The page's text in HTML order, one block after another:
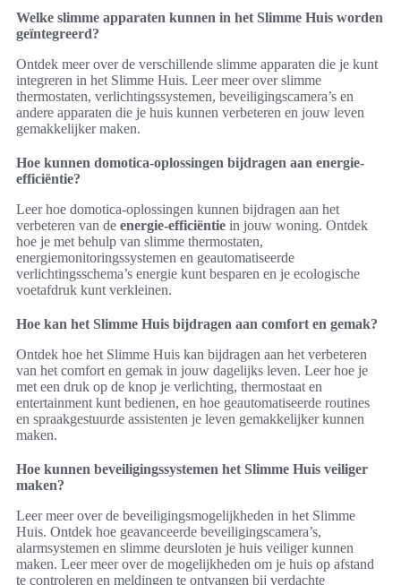
Welke slimme apparaten kunnen in het Slimme Huis worden
geïntegreerd?
Ontdek meer over de verschillende slimme apparaten die je kunt
integreren in het Slimme Huis. Leer meer over slimme
thermostaten, verlichtingssystemen, beveiligingscamera’s en
andere apparaten die je huis kunnen verbeteren en jouw leven
gemakkelijker maken.
Hoe kunnen domotica-oplossingen bijdragen aan energie-
efficiëntie?
Leer hoe domotica-oplossingen kunnen bijdragen aan het
verbeteren van de energie-efficiëntie in jouw woning. Ontdek
hoe je met behulp van slimme thermostaten,
energiemonitoringssystemen en geautomatiseerde
verlichtingsschema’s energie kunt besparen en je ecologische
voetafdruk kunt verkleinen.
Hoe kan het Slimme Huis bijdragen aan comfort en gemak?
Ontdek hoe het Slimme Huis kan bijdragen aan het verbeteren
van het comfort en gemak in jouw dagelijks leven. Leer hoe je
met een druk op de knop je verlichting, thermostaat en
entertainment kunt bedienen, en hoe geautomatiseerde routines
en spraakgestuurde assistenten je leven gemakkelijker kunnen
maken.
Hoe kunnen beveiligingssystemen het Slimme Huis veiliger
maken?
Leer meer over de beveiligingsmogelijkheden in het Slimme
Huis. Ontdek hoe geavanceerde beveiligingscamera’s,
alarmsystemen en slimme deursloten je huis veiliger kunnen
maken. Leer meer over de mogelijkheden om je huis op afstand
te controleren en meldingen te ontvangen bij verdachte